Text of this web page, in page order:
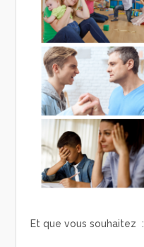
Et que vous souhaitez :